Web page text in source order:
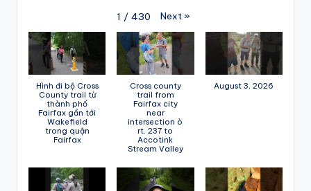
1 / 430 Next »
Hình đi bộ Cross
County trail từ
thành phố
Fairfax gần tới
Wakefield
trong quận
Fairfax
Cross county
trail from
Fairfax city
near
intersection ò
rt. 237 to
Accotink
Stream Valley
August 3, 2026